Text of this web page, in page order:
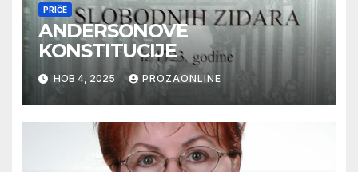
PRIČE
ANDERSONOVE
KONSTITUCIJE
НОВ 4, 2025 PROZAONLINE